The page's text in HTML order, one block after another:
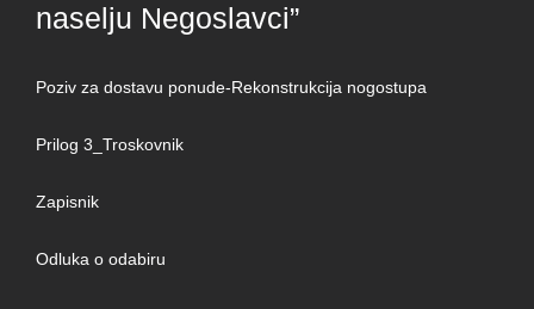
naselju Negoslavci”
Poziv za dostavu ponude-Rekonstrukcija nogostupa
Prilog 3_Troskovnik
Zapisnik
Odluka o odabiru